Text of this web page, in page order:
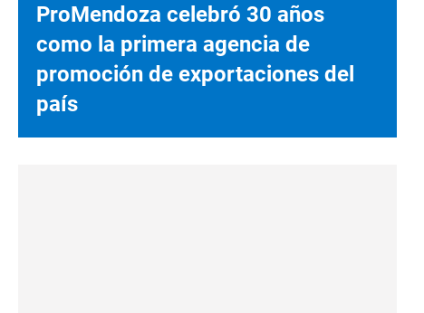
ProMendoza celebró 30 años
como la primera agencia de
promoción de exportaciones del
país